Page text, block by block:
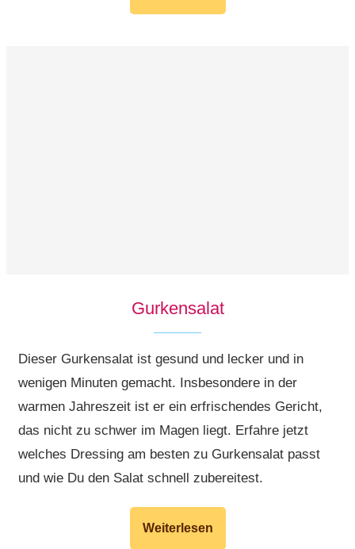
Gurkensalat
Dieser Gurkensalat ist gesund und lecker und in
wenigen Minuten gemacht. Insbesondere in der
warmen Jahreszeit ist er ein erfrischendes Gericht,
das nicht zu schwer im Magen liegt. Erfahre jetzt
welches Dressing am besten zu Gurkensalat passt
und wie Du den Salat schnell zubereitest.
Weiterlesen